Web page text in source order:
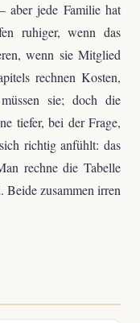
aber jede Familie hat
ruhiger, wenn das
wenn sie Mitglied
rechnen Kosten,
sie; doch die
tiefer, bei der Frage,
richtig anfühlt: das
rechne die Tabelle
Beide zusammen irren